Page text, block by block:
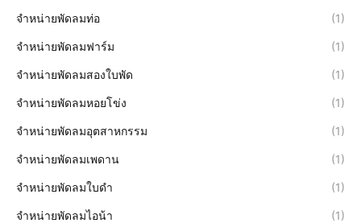
จำหน่ายพัดลมท่อ (1)
จำหน่ายพัดลมฟาร์ม (1)
จำหน่ายพัดลมสองใบพัด (1)
จำหน่ายพัดลมหอยโข่ง (1)
จำหน่ายพัดลมอุตสาหกรรม (1)
จำหน่ายพัดลมเพดาน (1)
จำหน่ายพัดลมใบดำ (1)
จำหน่ายพัดลมไอน้า (1)